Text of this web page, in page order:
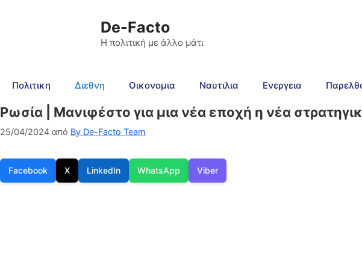
De-Facto
Η πολιτική με άλλο μάτι
Πολιτικη Διεθνη Οικονομια Ναυτιλια Ενεργεια
Ρωσία | Μανιφέστο για μια νέα εποχή η νέα
25/04/2024 από By De-Facto Team
Facebook X LinkedIn WhatsApp Viber